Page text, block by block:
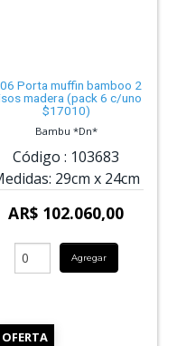
Porta muffin bamboo 2
madera (pack 6 c/uno
$17010)
Bambu *Dn*
Código : 103683
29cm x 24cm
AR$ 102.060,00
Agregar
OFERTA